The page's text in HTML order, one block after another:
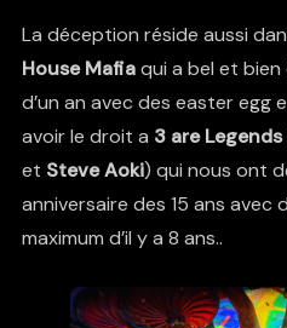
La déception réside aussi
House Mafiaqui a bel et bien
d’un an avec des easter egg
avoir le droit a 3 are Legends
et Steve Aoki) qui nous ont
anniversaire des 15 ans
maximum d’il y a 8 ans..